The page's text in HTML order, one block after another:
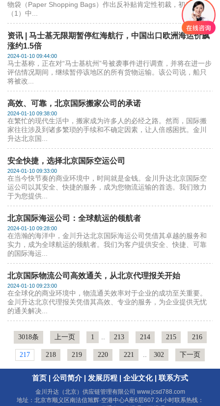
物袋（Paper Shopping Bags）作出反补贴肯定性初裁，初步裁定：
（1）中...
资讯 | 马士基无限期暂停红海航行，中国出口欧洲海运价飙
涨约1.5倍
2024-01-10 09:44:00
马士基称，正在对“马士基杭州”号被袭事件进行调查，并将在进一步
评估情况期间，继续暂停该地区的所有货物运输。该公司说，船只
将被改...
高效、可靠，北京国际搬家公司的承诺
2024-01-10 09:38:00
在繁忙的现代生活中，搬家成为许多人的必经之路。然而，国际搬
家往往涉及到诸多繁琐的手续和不确定因素，让人倍感困扰。金川
升达北京国...
安全快捷，选择北京国际空运公司
2024-01-10 09:33:00
在当今快节奏的商业环境中，时间就是金钱。金川升达北京国际空
运公司以其安全、快捷的服务，成为您物流运输的首选。我们致力
于为您提供...
北京国际海运公司：全球航运的领航者
2024-01-10 09:28:00
在浩瀚的海洋中，金川升达北京国际海运公司凭借其卓越的服务和
实力，成为全球航运的领航者。我们为客户提供安全、快捷、可靠
的国际海运...
北京国际物流公司高效通关，从北京代理报关开始
2024-01-10 09:23:00
在全球化的商业环境中，物流通关效率对于企业的成功至关重要。
金川升达北京代理报关凭借其高效、专业的服务，为企业提供无忧
的通关解决...
3018条 上一页 1 213 214 215 216
217 218 219 220 221 302 下一页
首页 公司简介 发展历程 企业文化| 联系方式
金川升达（北京）供应链管理有限公司 www.jcsd788.com
地址：北京市顺义区南法信旭辉·空港中心A座6层607 24小时联系热线：